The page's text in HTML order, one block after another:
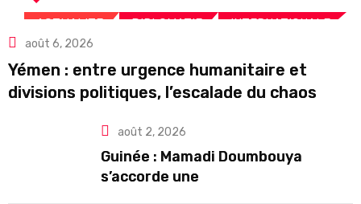
ACTUALITE DIPLOMATIE
INTERNATIONALE
SANTE
août 6, 2026
Yémen : entre urgence humanitaire et
divisions politiques, l’escalade du chaos
août 2, 2026
Guinée : Mamadi Doumbouya
s’accorde une